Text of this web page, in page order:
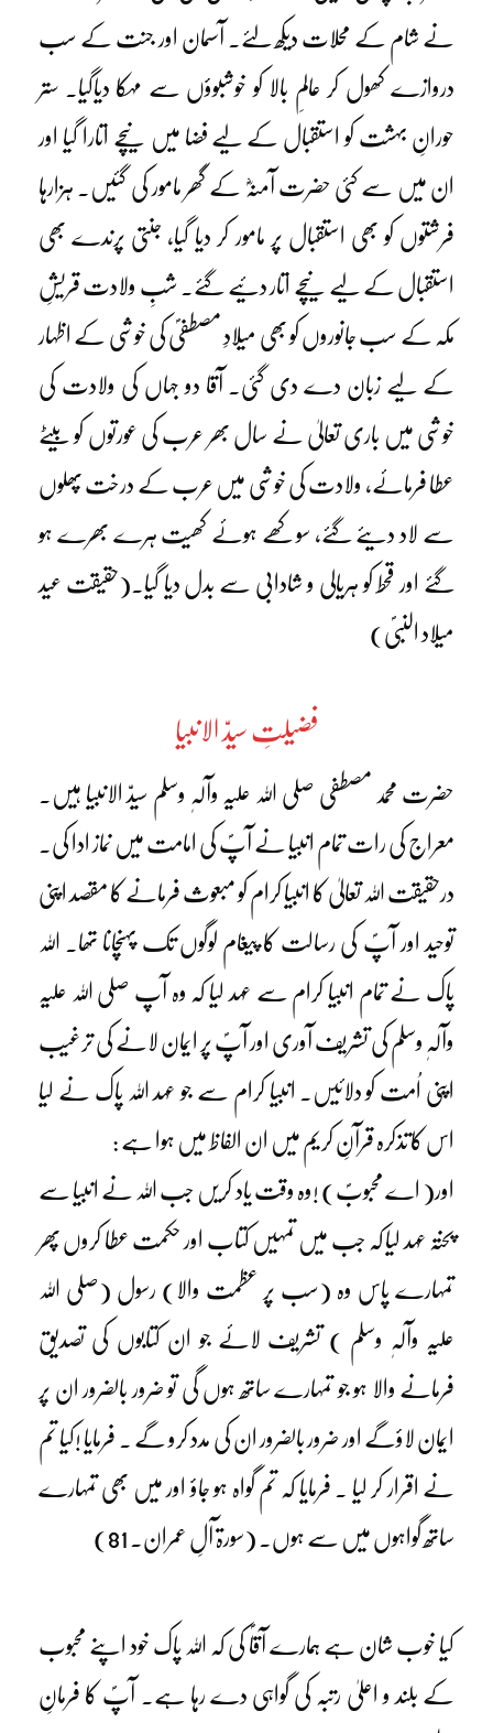
نے شام کے محلات دیکھ لئے۔ آسمان اور جنت کے سب
دروازے کھول کر عالمِ بالا کو خوشبوؤں سے مہکا دیاگیا۔ ستر
حورانِ بہشت کو استقبال کے لیے فضا میں نیچے اتارا گیا اور
ان میں سے کئی حضرت آمنہؓ کے گھر مامور کی گئیں۔ ہزارہا
فرشتوں کو بھی استقبال پر مامور کر دیا گیا، جنتی پرندے بھی
استقبال کے لیے نیچے اتار دئیے گئے۔ شبِ ولادت قریشِ
مکہ کے سب جانوروں کو بھی میلادِ مصطفیؐ کی خوشی کے اظہار
کے لیے زبان دے دی گئی۔ آقا دو جہاں کی ولادت کی
خوشی میں باری تعالیٰ نے سال بھر عرب کی عورتوں کو بیٹے
عطا فرمائے، ولادت کی خوشی میں عرب کے درخت پھلوں
سے لاد دیئے گئے، سوکھے ہوئے کھیت ہرے بھرے ہو
گئے اور قحط کو ہریالی و شادابی سے بدل دیا گیا۔(حقیقت عید
میلاد النبیؐ)
فضیلتِ سیدّ الانبیا
حضرت محمد مصطفی صلی اللہ علیہ وآلہٖ وسلم سیدّ الانبیا ہیں۔
معراج کی رات تمام انبیا نے آپؐ کی امامت میں نماز ادا کی۔
درحقیقت اللہ تعالیٰ کا انبیا کرام کو مبعوث فرمانے کا مقصد اپنی
توحید اور آپؐ کی رسالت کا پیغام لوگوں تک پہنچانا تھا۔ اللہ
پاک نے تمام انبیا کرام سے عہد لیا کہ وہ آپ صلی اللہ علیہ
وآلہٖ وسلم کی تشریف آوری اور آپؐ پر ایمان لانے کی ترغیب
اپنی اُمت کو دلائیں۔ انبیا کرام سے جو عہد اللہ پاک نے لیا
اس کا تذکرہ قرآنِ کریم میں ان الفاظ میں ہوا ہے :
اور( اے محبوبؐ) !وہ وقت یاد کریں جب اللہ نے انبیا سے
پختہ عہد لیا کہ جب میں تمہیں کتاب اور حکمت عطا کروں پھر
تمہارے پاس وہ (سب پر عظمت والا) رسول (صلی اللہ
علیہ وآلہٖ وسلم ) تشریف لائے جو ان کتابوں کی تصدیق
فرمانے والا ہو جو تمہارے ساتھ ہوں گی تو ضرور بالضرور ان پر
ایمان لاؤگے اور ضرور بالضرور ان کی مدد کرو گے ۔ فرمایا !کیا تم
نے اقرار کر لیا ۔ فرمایا کہ تم گواہ ہو جاؤ اور میں بھی تمہارے
ساتھ گواہوں میں سے ہوں۔ (سورۃ آلِ عمران۔ 81)
کیا خوب شان ہے ہمارے آقاؐ کی کہ اللہ پاک خود اپنے محبوب
کے بلند و اعلیٰ رتبہ کی گواہی دے رہا ہے۔ آپؐ کا فرمانِ